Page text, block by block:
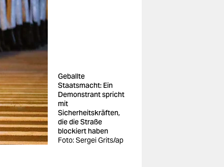
Geballte
Staatsmacht: Ein
Demonstrant spricht
mit
Sicherheitskräften,
die die Straße
blockiert haben
Foto: Sergei Grits/ap